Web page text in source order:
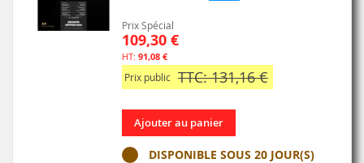
Prix Spécial
109,30 €
91,08 €
Prix public TTC: 131,16 €
Ajouter au panier
DISPONIBLE SOUS 20 JOUR(S)